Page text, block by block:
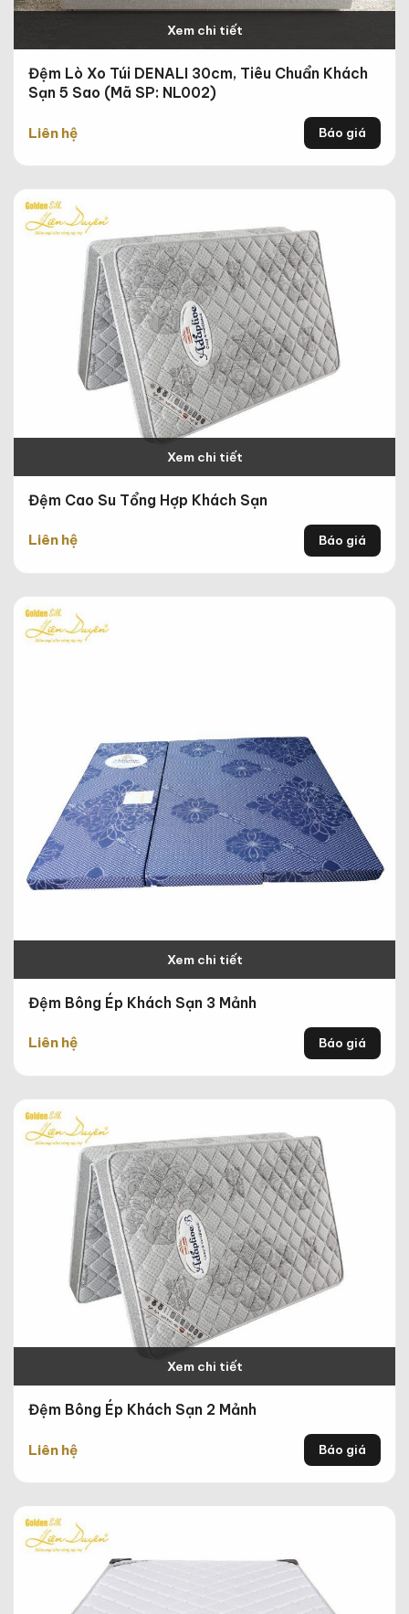
Xem chi tiết
Đệm Lò Xo Túi DENALI 30cm, Tiêu Chuẩn Khách
Sạn 5 Sao (Mã SP: NL002)
Liên hệ Báo giá
Xem chi tiết
Đệm Cao Su Tổng Hợp Khách Sạn
Liên hệ Báo giá
Xem chi tiết
Đệm Bông Ép Khách Sạn 3 Mảnh
Liên hệ Báo giá
Xem chi tiết
Đệm Bông Ép Khách Sạn 2 Mảnh
Liên hệ Báo giá